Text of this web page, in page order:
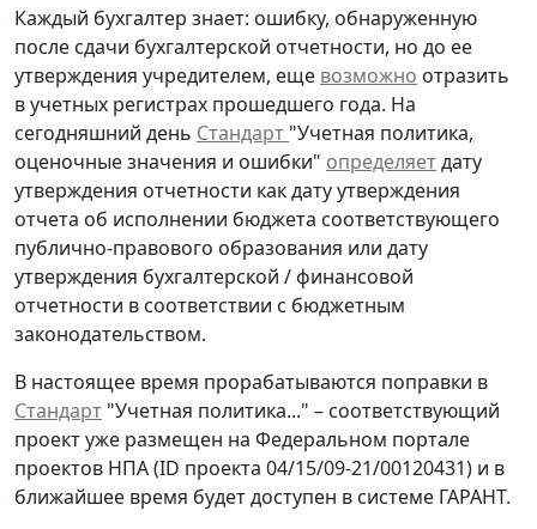
Каждый бухгалтер знает: ошибку, обнаруженную
после сдачи бухгалтерской отчетности, но до ее
утверждения учредителем, еще возможно отразить
в учетных регистрах прошедшего года. На
сегодняшний день Стандарт "Учетная политика,
оценочные значения и ошибки" определяетдату
утверждения отчетности как дату утверждения
отчета об исполнении бюджета соответствующего
публично-правового образования или дату
утверждения бухгалтерской / финансовой
отчетности в соответствии с бюджетным
законодательством.
В настоящее время прорабатываются поправки в
Стандарт "Учетная политика..." – соответствующий
проект уже размещен на Федеральном портале
проектов НПА (ID проекта 04/15/09-21/00120431) и в
ближайшее время будет доступен в системе ГАРАНТ.